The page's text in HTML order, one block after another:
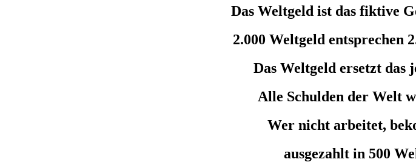
Das Weltgeld ist das fiktive
2.000 Weltgeld entsprechen
Das Weltgeld ersetzt das
Alle Schulden der Welt
Wer nicht arbeitet,
ausgezahlt in 500